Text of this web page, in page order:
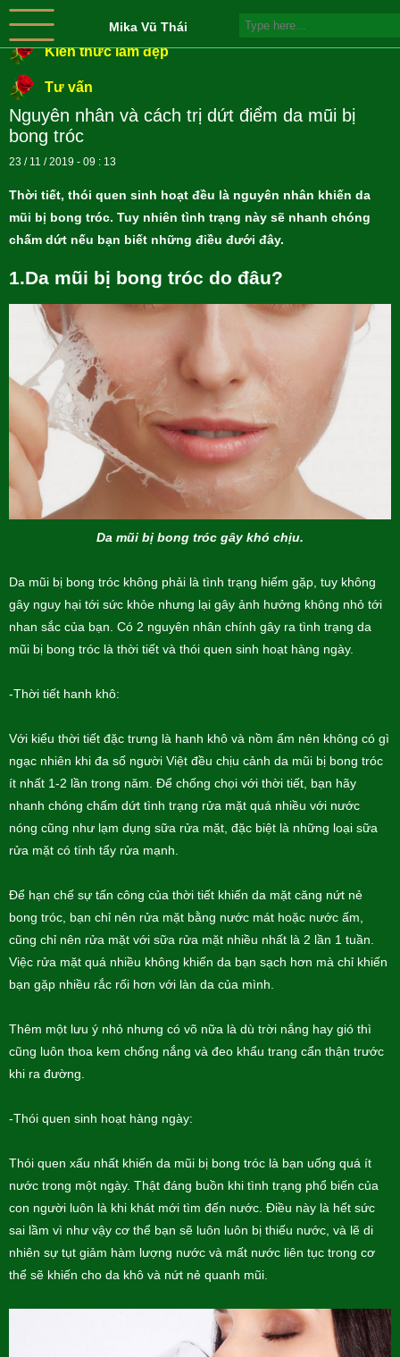
Mika Vũ Thái
Kiến thức làm đẹp
Tư vấn
Nguyên nhân và cách trị dứt điểm da mũi bị
bong tróc
23 / 11 / 2019 - 09 : 13
Thời tiết, thói quen sinh hoạt đều là nguyên nhân khiến da
mũi bị bong tróc. Tuy nhiên tình trạng này sẽ nhanh chóng
chấm dứt nếu bạn biết những điều đưới đây.
1.Da mũi bị bong tróc do đâu?
Da mũi bị bong tróc gây khó chịu.
Da mũi bị bong tróc không phải là tình trạng hiếm gặp, tuy không
gây nguy hại tới sức khỏe nhưng lại gây ảnh hưởng không nhỏ tới
nhan sắc của bạn. Có 2 nguyên nhân chính gây ra tình trạng da
mũi bị bong tróc là thời tiết và thói quen sinh hoạt hàng ngày.
-Thời tiết hanh khô:
Với kiểu thời tiết đặc trưng là hanh khô và nồm ẩm nên không có gì
ngạc nhiên khi đa số người Việt đều chịu cảnh da mũi bị bong tróc
ít nhất 1-2 lần trong năm. Để chống chọi với thời tiết, bạn hãy
nhanh chóng chấm dứt tình trạng rửa mặt quá nhiều với nước
nóng cũng như lạm dụng sữa rửa mặt, đặc biệt là những loại sữa
rửa mặt có tính tẩy rửa mạnh.
Để hạn chế sự tấn công của thời tiết khiến da mặt căng nứt nẻ
bong tróc, bạn chỉ nên rửa mặt bằng nước mát hoặc nước ấm,
cũng chỉ nên rửa mặt với sữa rửa mặt nhiều nhất là 2 lần 1 tuần.
Việc rửa mặt quá nhiều không khiến da bạn sạch hơn mà chỉ khiến
bạn gặp nhiều rắc rối hơn với làn da của mình.
Thêm một lưu ý nhỏ nhưng có võ nữa là dù trời nắng hay gió thì
cũng luôn thoa kem chống nắng và đeo khẩu trang cẩn thận trước
khi ra đường.
-Thói quen sinh hoạt hàng ngày:
Thói quen xấu nhất khiến da mũi bị bong tróc là bạn uống quá ít
nước trong một ngày. Thật đáng buồn khi tình trạng phổ biến của
con người luôn là khi khát mới tìm đến nước. Điều này là hết sức
sai lầm vì như vậy cơ thể bạn sẽ luôn luôn bị thiếu nước, và lẽ di
nhiên sự tụt giảm hàm lượng nước và mất nước liên tục trong cơ
thể sẽ khiến cho da khô và nứt nẻ quanh mũi.